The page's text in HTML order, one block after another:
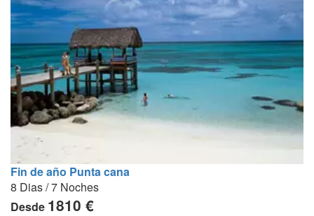
Fin de año Punta cana
8 Dias / 7 Noches
Desde 1810 €